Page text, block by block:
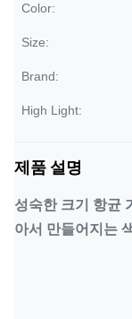
Color:
Size:
Brand:
High Light:
제품 설명
성숙한 크기 항균
아서 만들어지는